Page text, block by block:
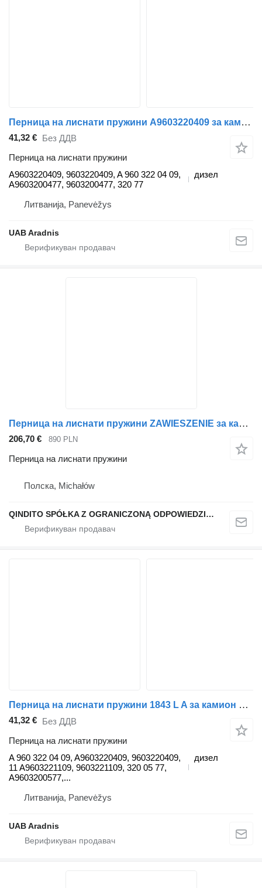
Перница на лиснати пружини A9603220409 за камион Mercedes-Benz ACTROS MP4
41,32 € Без ДДВ
Перница на лиснати пружини
A9603220409, 9603220409, A 960 322 04 09,
A9603200477, 9603200477, 320 77
дизел
Литванија, Panevėžys
UAB Aradnis
Перница на лиснати пружини ZAWIESZENIE за камион Mercedes-Benz AXOR ATEGO
206,70 € 890 PLN
Перница на лиснати пружини
Полска, Michałów
QINDITO SPÓŁKA Z OGRANICZONĄ ODPOWIEDZIALNOŚCIĄ
Перница на лиснати пружини 1843 L A за камион Mercedes-Benz ACTROS MP4
41,32 € Без ДДВ
Перница на лиснати пружини
A 960 322 04 09, A9603220409, 9603220409,
11 A9603221109, 9603221109, 320 05 77,
A9603200577,...
дизел
Литванија, Panevėžys
UAB Aradnis